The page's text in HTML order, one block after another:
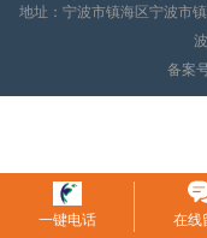
地址：宁波市镇海区宁波市
备案
一键电话 在线